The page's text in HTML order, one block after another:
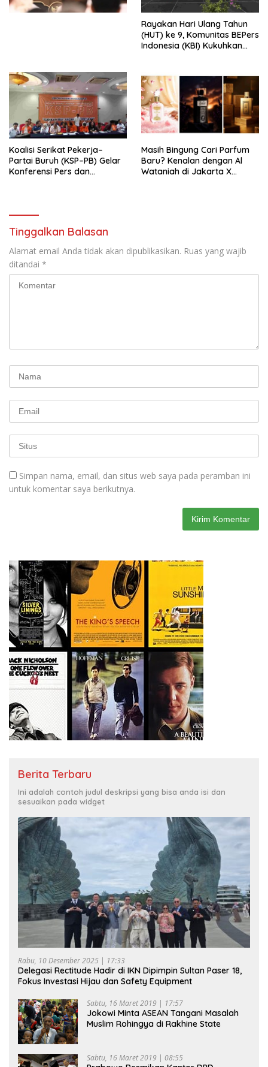
Kesejahteraan Sosial dalam
Rayakan Hari Ulang Tahun
(HUT) ke 9, Komunitas BEPers
Indonesia (KBI) Kukuhkan
Tema: “Penguatan dan
Pengembangan Organisasi
KBI yang Berbasis Riset di
seluruh Indonesia dan
Mancanegara”.
Koalisi Serikat Pekerja–
Partai Buruh (KSP–PB) Gelar
Konferensi Pers dan
RUU Ketenagakerjaan Baru.
Masih Bingung Cari Parfum
Baru? Kenalan dengan Al
Wataniah di Jakarta X
Tinggalkan Balasan
Alamat email Anda tidak akan dipublikasikan. Ruas yang wajib
ditandai *
Simpan nama, email, dan situs web saya pada peramban ini
untuk komentar saya berikutnya.
Berita Terbaru
Ini adalah contoh judul deskripsi yang bisa anda isi dan
sesuaikan pada widget
Rabu, 10 Desember 2025 | 17:33
Delegasi Rectitude Hadir di IKN Dipimpin Sultan Paser 18,
Fokus Investasi Hijau dan Safety Equipment
Sabtu, 16 Maret 2019 | 17:57
Jokowi Minta ASEAN Tangani Masalah
Muslim Rohingya di Rakhine State
Sabtu, 16 Maret 2019 | 08:55